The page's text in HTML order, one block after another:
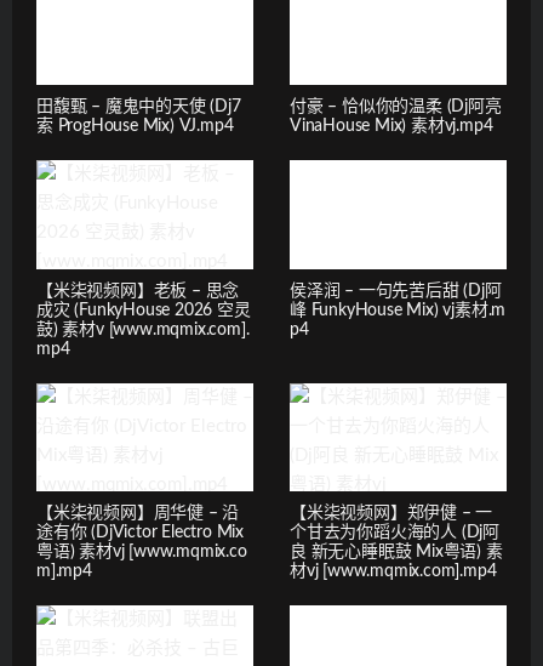
田馥甄 – 魔鬼中的天使 (Dj7
索 ProgHouse Mix) VJ.mp4
付豪 – 恰似你的温柔 (Dj阿亮
VinaHouse Mix) 素材vj.mp4
【米柒视频网】老板 – 思念
成灾 (FunkyHouse 2026 空灵
鼓) 素材v [www.mqmix.com].
mp4
侯泽润 – 一句先苦后甜 (Dj阿
峰 FunkyHouse Mix) vj素材.m
p4
【米柒视频网】周华健 – 沿
途有你 (DjVictor Electro Mix
粤语) 素材vj [www.mqmix.co
m].mp4
【米柒视频网】郑伊健 – 一
个甘去为你蹈火海的人 (Dj阿
良 新无心睡眠鼓 Mix粤语) 素
材vj [www.mqmix.com].mp4